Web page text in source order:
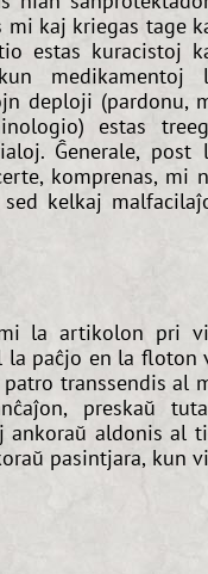
mi kaj kriegas tage
estas kuracistoj
medikamentoj
deploji (pardonu,
estas
Ĝenerale, post
komprenas, mi
kelkaj
la artikolon pri
la paĉjo en la floton
transsendis al
preskaŭ
ankoraŭ aldonis al
pasintjara, kun